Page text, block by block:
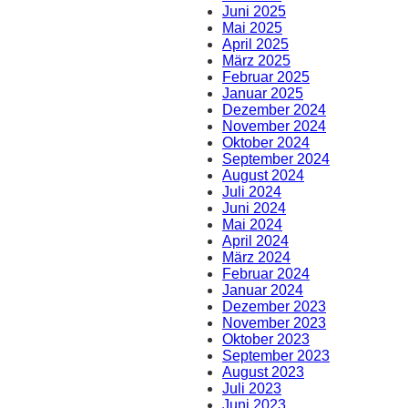
Juni 2025
Mai 2025
April 2025
März 2025
Februar 2025
Januar 2025
Dezember 2024
November 2024
Oktober 2024
September 2024
August 2024
Juli 2024
Juni 2024
Mai 2024
April 2024
März 2024
Februar 2024
Januar 2024
Dezember 2023
November 2023
Oktober 2023
September 2023
August 2023
Juli 2023
Juni 2023